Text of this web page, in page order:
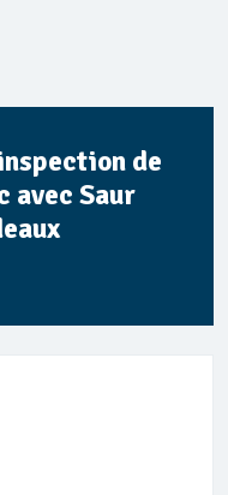
de
avec Saur